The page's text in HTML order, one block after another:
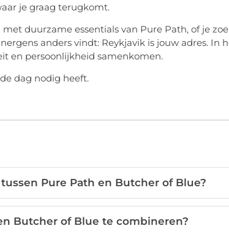
je graag terugkomt.
duurzame essentials van Pure Path, of je
anders vindt: Reykjavik is jouw adres. In
en persoonlijkheid samenkomen.
dag nodig heeft.
Pure Path en Butcher of Blue?
Butcher of Blue te combineren?